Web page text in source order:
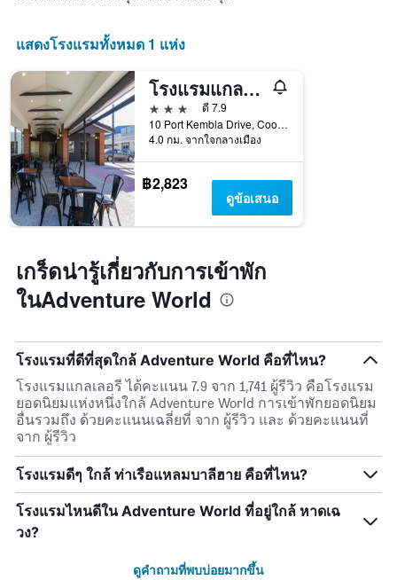
แสดงโรงแรมทั้งหมด 1 แห่ง
โรงแรมแกลเลอรี
3 ดาว
ดี 7.9
10 Port Kembla Drive, Coogee, WA, ออสเตรเลีย
4.0 กม. จากใจกลางเมือง
฿2,823
ดูข้อเสนอ
เกร็ดน่ารู้เกี่ยวกับการเข้าพัก
ในAdventure World
โรงแรมที่ดีที่สุดใกล้ Adventure World คือที่ไหน?
โรงแรมแกลเลอรี ได้คะแนน 7.9 จาก 1,741 ผู้รีวิว คือโรงแรม
ยอดนิยมแห่งหนึ่งใกล้ Adventure World การเข้าพักยอดนิยม
อื่นรวมถึง ด้วยคะแนนเฉลี่ยที่ จาก ผู้รีวิว และ ด้วยคะแนนที่
จาก ผู้รีวิว
โรงแรมดีๆ ใกล้ ท่าเรือแหลมบาลีฮาย คือที่ไหน?
โรงแรมไหนดีใน Adventure World ที่อยู่ใกล้ หาดเฉ
วง?
ดูคำถามที่พบบ่อยมากขึ้น